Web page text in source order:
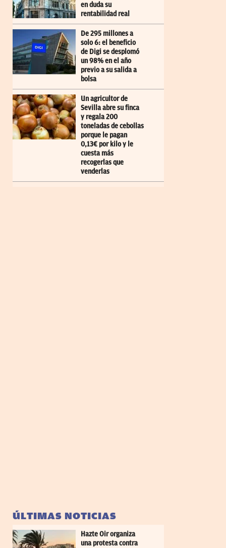
en duda su
rentabilidad real
De 295 millones a
solo 6: el beneficio
de Digi se desplomó
un 98% en el año
previo a su salida a
bolsa
Un agricultor de
Sevilla abre su finca
y regala 200
toneladas de cebollas
porque le pagan
0,13€ por kilo y le
cuesta más
recogerlas que
venderlas
ÚLTIMAS NOTICIAS
Hazte Oir organiza
una protesta contra